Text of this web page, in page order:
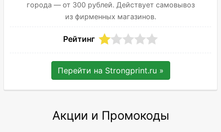
города — от 300 рублей. Действует самовывоз
из фирменных магазинов.
Рейтинг
Перейти на Strongprint.ru »
Акции и Промокоды